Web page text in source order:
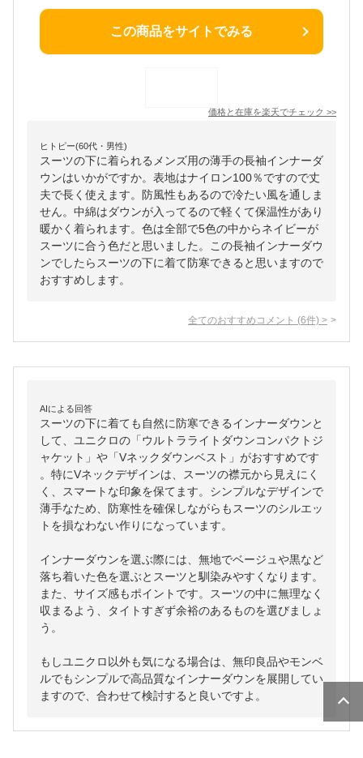
この商品をサイトでみる
価格と在庫を楽天でチェック >>
ヒトピー(60代・男性)
スーツの下に着られるメンズ用の薄手の長袖インナーダ
ウンはいかがですか。表地はナイロン100％ですので丈
夫で長く使えます。防風性もあるので冷たい風を通しま
せん。中綿はダウンが入ってるので軽くて保温性があり
暖かく着られます。色は全部で5色の中からネイビーが
スーツに合う色だと思いました。この長袖インナーダウ
ンでしたらスーツの下に着て防寒できると思いますので
おすすめします。
全てのおすすめコメント (6件) >
AIによる回答
スーツの下に着ても自然に防寒できるインナーダウンと
して、ユニクロの「ウルトラライトダウンコンパクトジ
ャケット」や「Vネックダウンベスト」がおすすめです
。特にVネックデザインは、スーツの襟元から見えにく
く、スマートな印象を保てます。シンプルなデザインで
薄手なため、防寒性を確保しながらもスーツのシルエッ
トを損なわない作りになっています。
インナーダウンを選ぶ際には、無地でベージュや黒など
落ち着いた色を選ぶとスーツと馴染みやすくなります。
また、サイズ感もポイントです。スーツの中に無理なく
収まるよう、タイトすぎず余裕のあるものを選びましょ
う。
もしユニクロ以外も気になる場合は、無印良品やモンベ
ルでもシンプルで高品質なインナーダウンを展開してい
ますので、合わせて検討すると良いですよ。